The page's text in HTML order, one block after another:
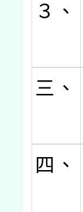
３、
三、
四、